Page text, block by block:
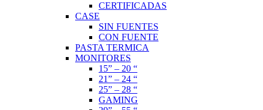
CERTIFICADAS
CASE
SIN FUENTES
CON FUENTE
PASTA TERMICA
MONITORES
15” – 20 “
21” – 24 “
25” – 28 “
GAMING